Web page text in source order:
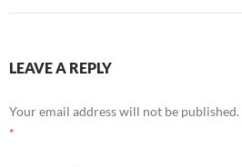
LEAVE A REPLY
Your email address will not be published.
*